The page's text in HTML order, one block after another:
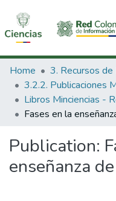
Communities &
All of DSpace
Statistics
Home
Publication:
enseñanza